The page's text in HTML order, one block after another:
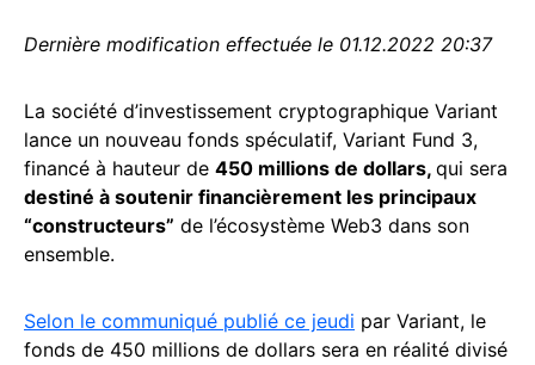
Dernière modification effectuée le 01.12.2022 20:37
La société d’investissement cryptographique Variant
lance un nouveau fonds spéculatif, Variant Fund 3,
financé à hauteur de 450 millions de dollars, qui sera
destiné à soutenir financièrement les principaux
“constructeurs” de l’écosystème Web3 dans son
ensemble.
Selon le communiqué publié ce jeudi par Variant, le
fonds de 450 millions de dollars sera en réalité divisé